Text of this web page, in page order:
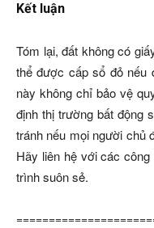
Kết luận
Tóm lại, đất không có
thể được cấp sổ đỏ nếu
này không chỉ bảo vệ
định thị trường bất động
tránh nếu mọi người chủ
Hãy liên hệ với các
trình suôn sẻ.